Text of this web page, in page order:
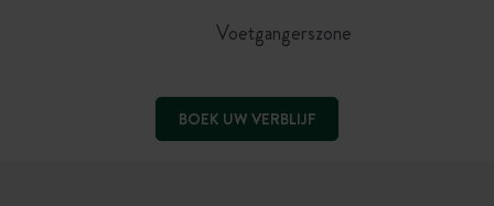
Voetgangerszone
BOEK UW VERBLIJF